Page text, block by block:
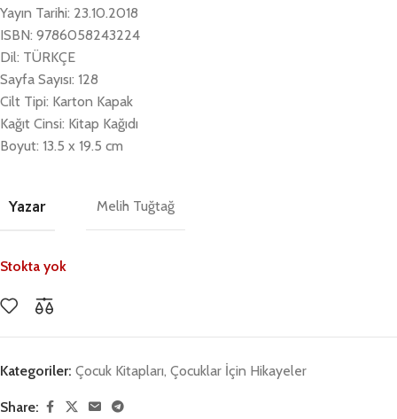
Yayın Tarihi: 23.10.2018
ISBN: 9786058243224
Dil: TÜRKÇE
Sayfa Sayısı: 128
Cilt Tipi: Karton Kapak
Kağıt Cinsi: Kitap Kağıdı
Boyut: 13.5 x 19.5 cm
Yazar Melih Tuğtağ
Stokta yok
Kategoriler: Çocuk Kitapları, Çocuklar İçin Hikayeler
Share: